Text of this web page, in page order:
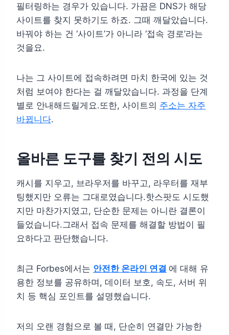
필터링하는 경우가 있습니다. 가끔은 DNS가 해당
사이트를 찾지 못하기도 하죠. 그때 깨달았습니다.
바꿔야 하는 건 ‘사이트’가 아니라 ‘접속 경로’라는
것을요.
나는 그 사이트에 접속하려면 마치 한국에 있는 것
처럼 보여야 한다는 걸 깨달았습니다. 과정을 단계
별로 안내해드릴게요.또한, 사이트의 주소는 자주
바뀝니다.
올바른 도구를 찾기 전의 시도
캐시를 지우고, 브라우저를 바꾸고, 라우터를 재부
팅했지만 오류는 그대로였습니다.핫스팟도 시도했
지만 마찬가지였고, 단순한 문제는 아니란 결론이
들었습니다.그래서 접속 문제를 해결할 방법이 필
요하다고 판단했습니다.
최근 Forbes에서는 안전한 온라인 연결 에 대해 유
용한 정보를 공유하며, 데이터 보호, 속도, 서버 위
치 등 핵심 포인트를 설명했습니다.
저의 오랜 경험으로 볼 때, 단순히 연결만 가능한